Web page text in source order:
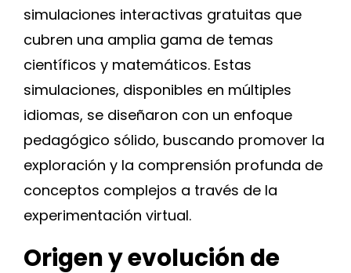
simulaciones interactivas gratuitas que
cubren una amplia gama de temas
científicos y matemáticos. Estas
simulaciones, disponibles en múltiples
idiomas, se diseñaron con un enfoque
pedagógico sólido, buscando promover la
exploración y la comprensión profunda de
conceptos complejos a través de la
experimentación virtual.
Origen y evolución de